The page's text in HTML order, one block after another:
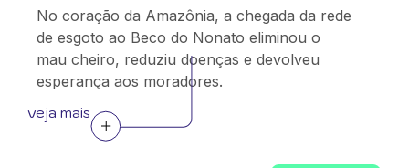
No coração da Amazônia, a chegada da rede
de esgoto ao Beco do Nonato eliminou o
mau cheiro, reduziu doenças e devolveu
esperança aos moradores.
veja mais